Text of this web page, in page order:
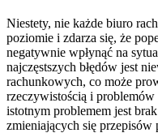
Niestety, nie każde biuro
poziomie i zdarza się, że
negatywnie wpłynąć na
najczęstszych błędów jest
rachunkowych, co może
rzeczywistością i
istotnym problemem jest
zmieniających się